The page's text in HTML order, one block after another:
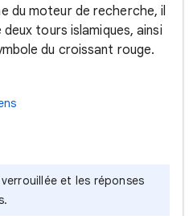
du moteur de recherche, il
tours islamiques, ainsi
du croissant rouge.
et les réponses